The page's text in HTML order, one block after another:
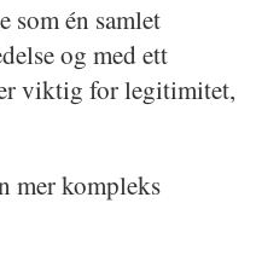
som én samlet
og med ett
viktig for legitimitet,
mer kompleks